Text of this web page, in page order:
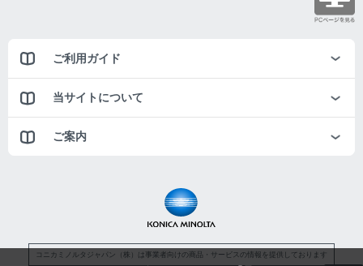
ご利用ガイド
当サイトについて
ご案内
コニカミノルタジャパン（株）は事業者向けの商品・サービスの情報を提供しております